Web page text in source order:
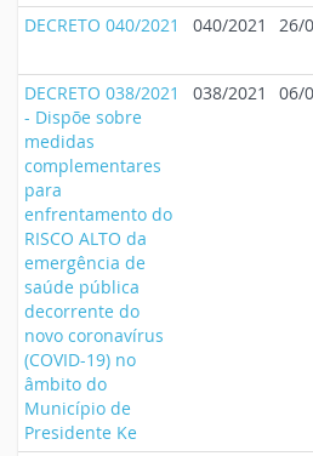
DECRETO 040/2021 040/2021 26/
DECRETO 038/2021
- Dispõe sobre
medidas
complementares
para
enfrentamento do
RISCO ALTO da
emergência de
saúde pública
decorrente do
novo coronavírus
(COVID-19) no
âmbito do
Município de
Presidente Ke
038/2021 06/